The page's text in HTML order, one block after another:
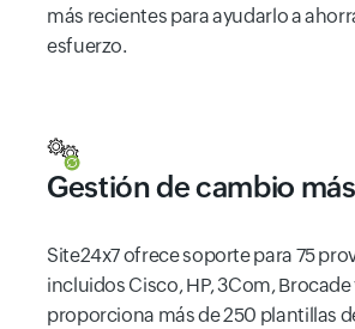
más recientes para ayudarlo a
esfuerzo.
Gestión de cambio
Site24x7 ofrece soporte para 75
incluidos Cisco, HP, 3Com, Brocade
proporciona más de 250 plantillas